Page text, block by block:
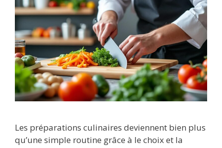
Les préparations culinaires deviennent bien plus
qu’une simple routine grâce à le choix et la